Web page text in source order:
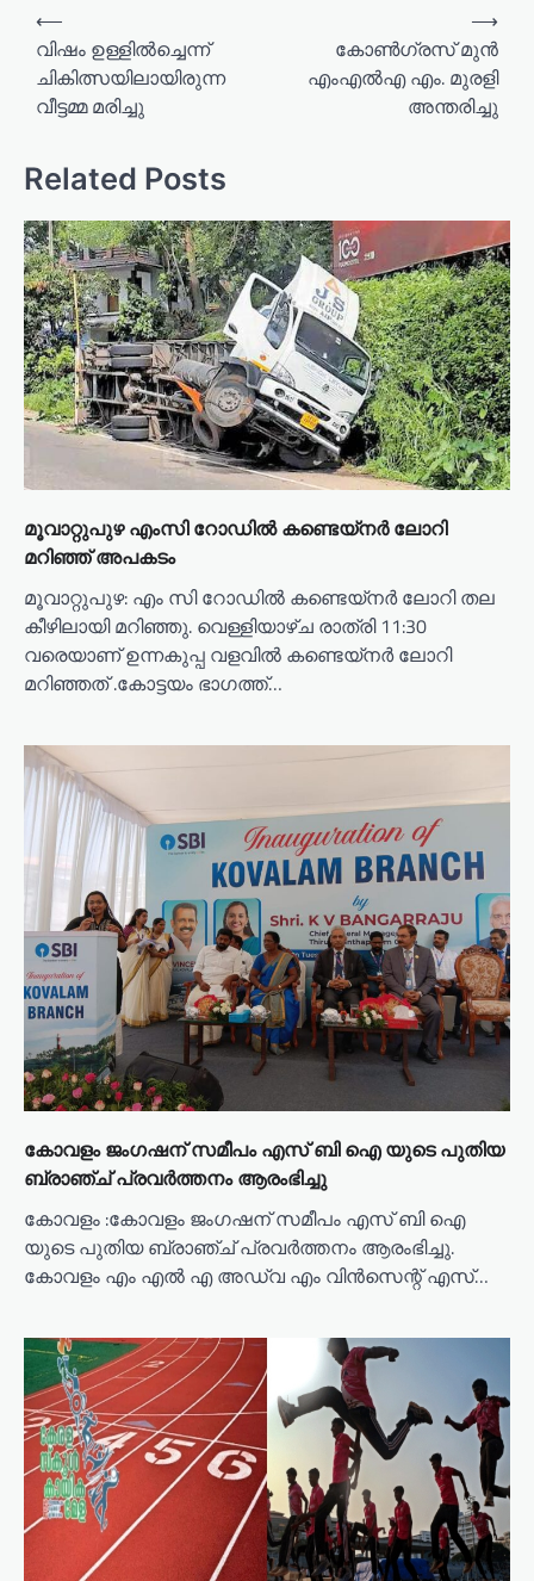
n
a
v
i
g
a
t
i
o
n
⟵
വിഷം ഉള്ളില്‍ച്ചെന്ന്
ചികിത്സയിലായിരുന്ന
വീട്ടമ്മ മരിച്ചു
കോൺഗ്രസ് മുൻ
എംഎൽഎ എം. മുരളി
അന്തരിച്ചു
⟶
Related Posts
മൂവാറ്റുപുഴ എംസി റോഡിൽ കണ്ടെയ്നർ ലോറി
മറിഞ്ഞ് അപകടം
മൂവാറ്റുപുഴ: എം സി റോഡിൽ കണ്ടെയ്നർ ലോറി തല
കീഴിലായി മറിഞ്ഞു. വെള്ളിയാഴ്ച രാത്രി 11:30
വരെയാണ് ഉന്നകുപ്പ വളവിൽ കണ്ടെയ്നർ ലോറി
മറിഞ്ഞത് .കോട്ടയം ഭാഗത്ത്…
കോവളം ജംഗഷന് സമീപം എസ് ബി ഐ യുടെ പുതിയ
ബ്രാഞ്ച് പ്രവർത്തനം ആരംഭിച്ചു
കോവളം :കോവളം ജംഗഷന് സമീപം എസ് ബി ഐ
യുടെ പുതിയ ബ്രാഞ്ച് പ്രവർത്തനം ആരംഭിച്ചു.
കോവളം എം എൽ എ അഡ്വ എം വിൻസെന്റ് എസ്…